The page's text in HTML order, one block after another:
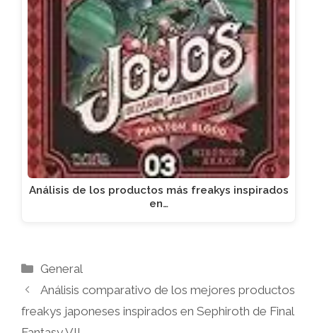
Análisis de los productos más freakys inspirados
en…
Categorías
General
Análisis comparativo de los mejores productos
freakys japoneses inspirados en Sephiroth de Final